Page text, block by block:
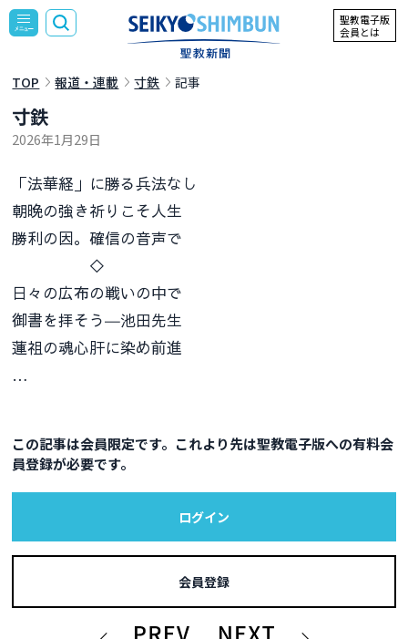
聖教電子版
会員とは
TOP 報道・連載 寸鉄 記事
寸鉄
2026年1月29日
「法華経」に勝る兵法なし
朝晩の強き祈りこそ人生
勝利の因。確信の音声で
◇
日々の広布の戦いの中で
御書を拝そう―池田先生
蓮祖の魂心肝に染め前進
…
この記事は会員限定です。これより先は聖教電子版への有料会
員登録が必要です。
ログイン
会員登録